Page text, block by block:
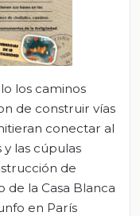
los caminos
de construir vías
conectar al
y las cúpulas
de
de la Casa Blanca
en París